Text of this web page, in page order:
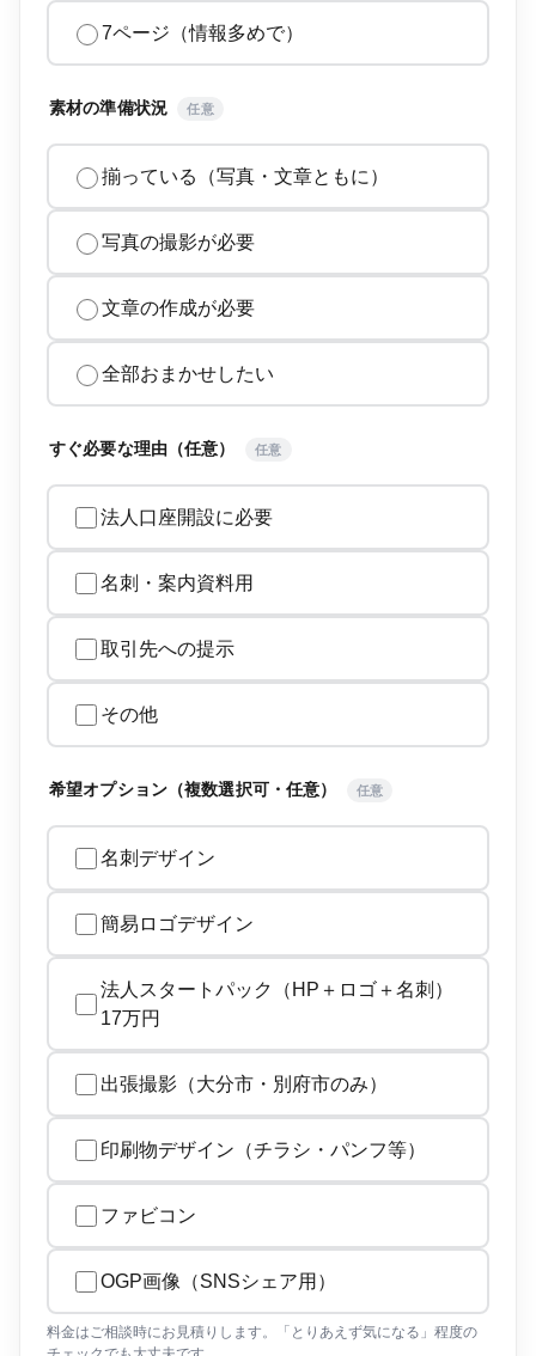
7ページ（情報多めで）
素材の準備状況 任意
揃っている（写真・文章ともに）
写真の撮影が必要
文章の作成が必要
全部おまかせしたい
すぐ必要な理由（任意） 任意
法人口座開設に必要
名刺・案内資料用
取引先への提示
その他
希望オプション（複数選択可・任意） 任意
名刺デザイン
簡易ロゴデザイン
法人スタートパック（HP＋ロゴ＋名刺）
17万円
出張撮影（大分市・別府市のみ）
印刷物デザイン（チラシ・パンフ等）
ファビコン
OGP画像（SNSシェア用）
料金はご相談時にお見積りします。「とりあえず気になる」程度の